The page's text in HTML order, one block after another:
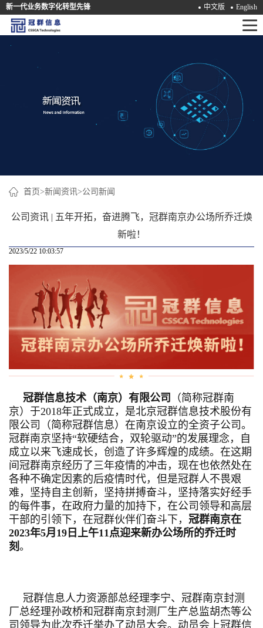
新一代业务数字化转型先锋 中文版 English
首
首页>新闻资讯>公司新闻
公司资讯 | 五年开拓，奋进腾飞，冠群南京办公场所乔迁焕
新啦！
2023/5/22 10:03:57
冠群信息技术（南京）有限公司
（简称冠群南
京） 于2018年正式成立，是北京冠群信息技术股份有
限公司（简称冠群信息）在南京设立的全资子公司。
冠群南京坚持“软硬结合，双轮驱动”的发展理念，自
成立以来飞速成长，创造了许多辉煌的成绩。在这期
间冠群南京经历了三年疫情的冲击，现在也依然处在
各种不确定因素的后疫情时代，但是冠群人不畏艰
难，坚持自主创新，坚持拼搏奋斗，坚持落实好经手
的每件事，在政府力量的加持下，在公司领导和高层
干部的引领下，在冠群伙伴们奋斗下， 冠群南京在
2023年5月19日上午11点迎来新办公场所的乔迁时
刻。
冠群信息人力资源部总经理李宁、冠群南京封测
厂总经理孙政桥和冠群南京封测厂生产总监胡杰等公
司领导为此次乔迁举办了动员大会。动员会上冠群信